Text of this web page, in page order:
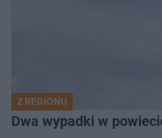
Z REGIONU
Dwa wypadki w